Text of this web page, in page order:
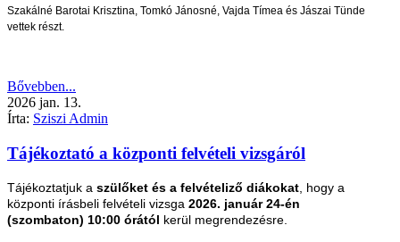
Szakálné Barotai Krisztina, Tomkó Jánosné, Vajda Tímea és Jászai Tünde
vettek részt.
Bővebben...
2026 jan. 13.
Írta: Sziszi Admin
Tájékoztató a központi felvételi vizsgáról
Tájékoztatjuk a szülőket és a felvételiző diákokat, hogy a
központi írásbeli felvételi vizsga 2026. január 24-én
(szombaton) 10:00 órától kerül megrendezésre.